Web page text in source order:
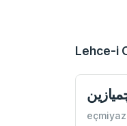
Lehce-i